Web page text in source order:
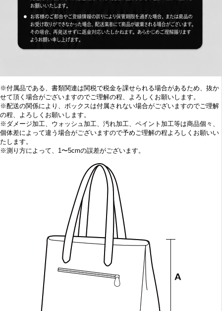
※付属品である、書類関連は関税で税金を課せられる場合があるため、抜か
せて頂く場合がございますのでご理解の程、よろしくお願いします。
※配送の関係により、ボックスは付属されない場合がございますのでご理解
の程、よろしくお願いします。
※ ダメージ加工、 ウォッシュ加工、汚れ加工、ペイント加工等は商品個々、
個体差によって違う場合がございますので予めご理解の程よろしくお願いい
たします。
※測り方によって、1〜5cmの誤差がございます。